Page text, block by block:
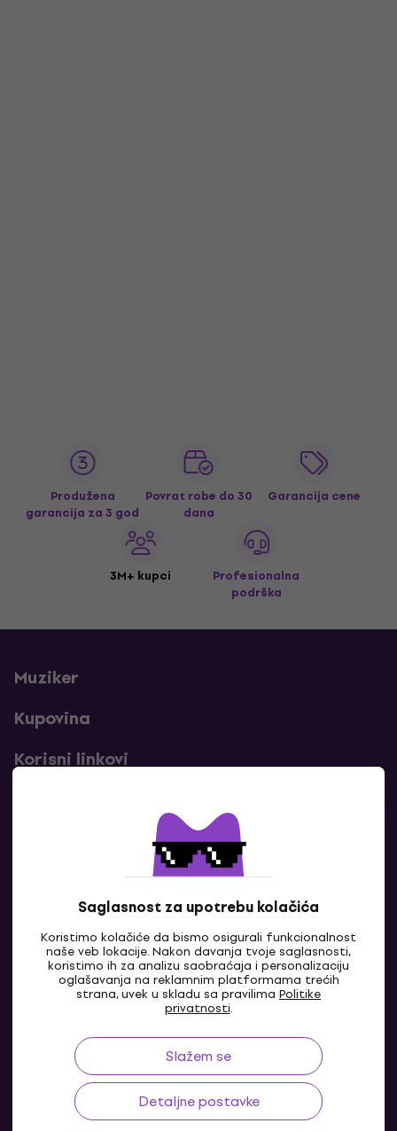
Saglasnost za upotrebu kolačića
Koristimo kolačiće da bismo osigurali funkcionalnost
naše veb lokacije. Nakon davanja tvoje saglasnosti,
koristimo ih za analizu saobraćaja i personalizaciju
oglašavanja na reklamnim platformama trećih
strana, uvek u skladu sa pravilima Politike
privatnosti.
Slažem se
Detaljne postavke
Produžena
garancija za 3 god
Povrat robe do 30
dana
Garancija cene
3M+ kupci
Profesionalna
podrška
Muziker
Kupovina
Korisni linkovi
Kontakti
Kontaktiraj nas
BA